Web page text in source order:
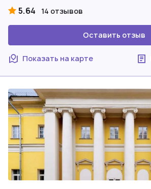
5.64 14 отзывов
Оставить отзыв
Показать на карте